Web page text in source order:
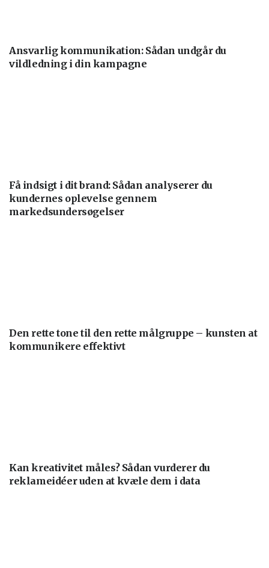
Ansvarlig kommunikation: Sådan undgår du
vildledning i din kampagne
Få indsigt i dit brand: Sådan analyserer du
kundernes oplevelse gennem
markedsundersøgelser
Den rette tone til den rette målgruppe – kunsten at
kommunikere effektivt
Kan kreativitet måles? Sådan vurderer du
reklameidéer uden at kvæle dem i data